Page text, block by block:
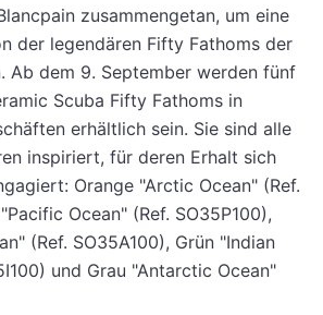
zusammengetan, um eine
der legendären Fifty Fathoms der
Ab dem 9. September werden fünf
Scuba Fifty Fathoms in
erhältlich sein. Sie sind alle
inspiriert, für deren Erhalt sich
Orange "Arctic Ocean" (Ref.
Ocean" (Ref. SO35P100),
(Ref. SO35A100), Grün "Indian
und Grau "Antarctic Ocean"